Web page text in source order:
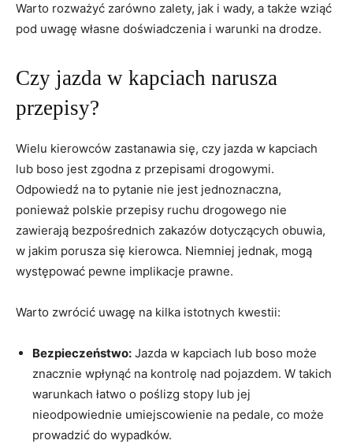
Warto rozważyć zarówno zalety, jak i wady, a także wziąć
pod uwagę własne doświadczenia i warunki na drodze.
Czy jazda w kapciach narusza
przepisy?
Wielu kierowców zastanawia się, czy jazda w kapciach
lub boso jest zgodna z przepisami drogowymi.
Odpowiedź na to pytanie nie jest jednoznaczna,
ponieważ polskie przepisy ruchu drogowego nie
zawierają bezpośrednich zakazów dotyczących obuwia,
w jakim porusza się kierowca. Niemniej jednak, mogą
występować pewne implikacje prawne.
Warto zwrócić uwagę na kilka istotnych kwestii:
Bezpieczeństwo: Jazda w kapciach lub boso może
znacznie wpłynąć na kontrolę nad pojazdem. W takich
warunkach łatwo o poślizg stopy lub jej
nieodpowiednie umiejscowienie na pedale, co może
prowadzić do wypadków.